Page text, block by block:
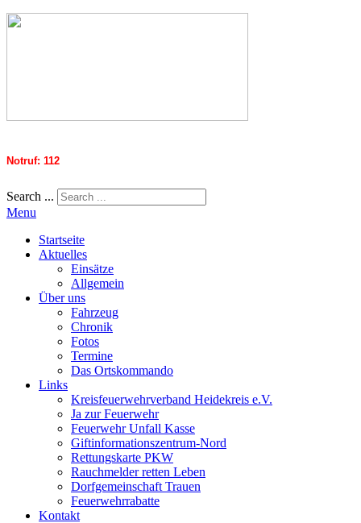
Notruf: 112
Search ...
Menu
Startseite
Aktuelles
Einsätze
Allgemein
Über uns
Fahrzeug
Chronik
Fotos
Termine
Das Ortskommando
Links
Kreisfeuerwehrverband Heidekreis e.V.
Ja zur Feuerwehr
Feuerwehr Unfall Kasse
Giftinformationszentrum-Nord
Rettungskarte PKW
Rauchmelder retten Leben
Dorfgemeinschaft Trauen
Feuerwehrrabatte
Kontakt